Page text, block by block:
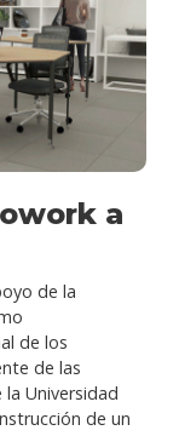
a
de la
de los
de las
Universidad
de un